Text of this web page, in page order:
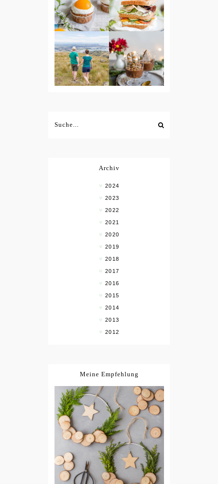
Archiv
2024
2023
2022
2021
2020
2019
2018
2017
2016
2015
2014
2013
2012
Meine Empfehlung